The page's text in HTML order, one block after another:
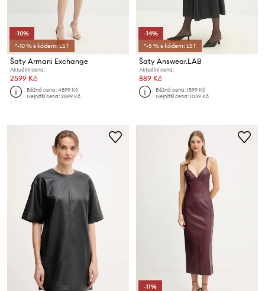
-10%
*-10 % s kódem: LST
Šaty Armani Exchange
Aktuální cena:
2599 Kč
Běžná cena:4899 Kč
Nejnižší cena:2899 Kč
-14%
*-5 % s kódem: LST
Šaty Answear.LAB
Aktuální cena:
889 Kč
Běžná cena:1599 Kč
Nejnižší cena:1039 Kč
-11%